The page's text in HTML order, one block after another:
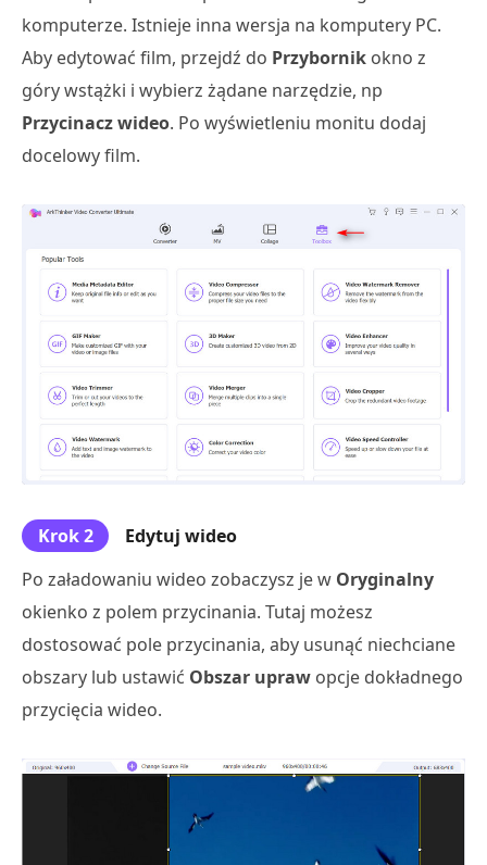
komputerze. Istnieje inna wersja na komputery PC.
Aby edytować film, przejdź do Przybornik okno z
góry wstążki i wybierz żądane narzędzie, np
Przycinacz wideo. Po wyświetleniu monitu dodaj
docelowy film.
Krok 2
Edytuj wideo
Po załadowaniu wideo zobaczysz je w Oryginalny
okienko z polem przycinania. Tutaj możesz
dostosować pole przycinania, aby usunąć niechciane
obszary lub ustawić Obszar upraw opcje dokładnego
przycięcia wideo.